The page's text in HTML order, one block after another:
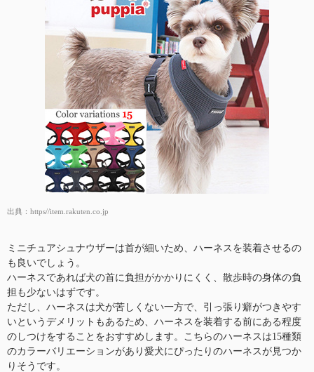
出典： https//item.rakuten.co.jp
ミニチュアシュナウザーは首が細いため、ハーネスを装着させるの
も良いでしょう。
ハーネスであれば犬の首に負担がかかりにくく、散歩時の身体の負
担も少ないはずです。
ただし、ハーネスは犬が苦しくない一方で、引っ張り癖がつきやす
いというデメリットもあるため、ハーネスを装着する前にある程度
のしつけをすることをおすすめします。こちらのハーネスは15種類
のカラーバリエーションがあり愛犬にぴったりのハーネスが見つか
りそうです。